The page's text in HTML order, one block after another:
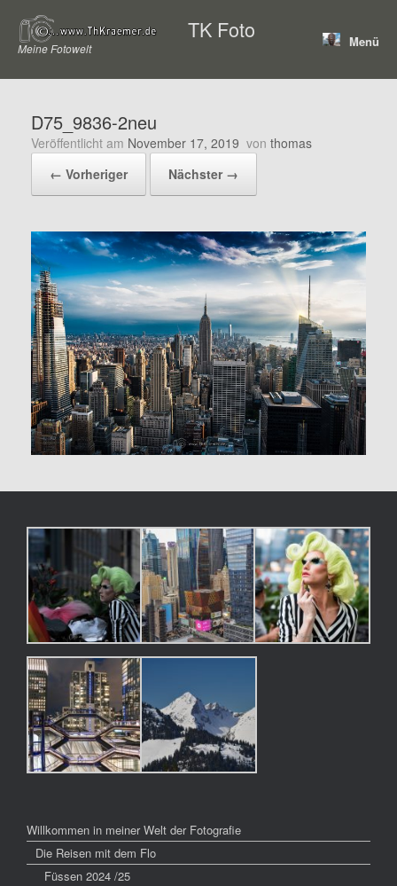
Inhalt
springen
TK Foto
Meine Fotowelt Menü
D75_9836-2neu
Veröffentlicht am November 17, 2019 von thomas
← Vorheriger
Nächster →
Willkommen in meiner Welt der Fotografie
Die Reisen mit dem Flo
Füssen 2024 /25